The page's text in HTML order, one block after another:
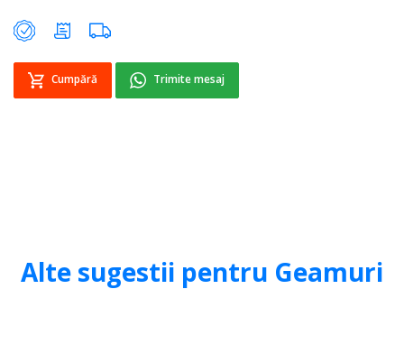
Cumpără Trimite mesaj
Alte sugestii pentru Geamuri